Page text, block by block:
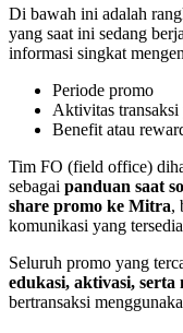
Di bawah ini adalah
yang saat ini sedang
informasi singkat
Periode promo
Aktivitas
Benefit atau
Tim FO (field office)
sebagai panduan saat
share promo ke Mitra,
komunikasi yang
Seluruh promo yang
edukasi, aktivasi,
bertransaksi